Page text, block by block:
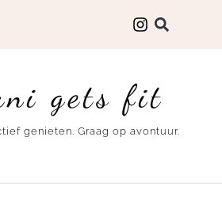
gets fit
genieten. Graag op avontuur.